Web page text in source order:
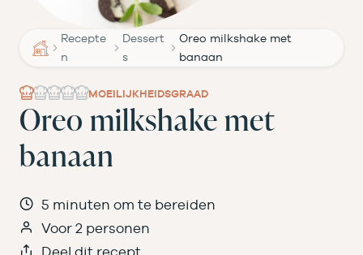
Recepte
n
Dessert
s
Oreo milkshake met
banaan
MOEILIJKHEIDSGRAAD
Oreo milkshake met
banaan
5 minuten om te bereiden
Voor 2 personen